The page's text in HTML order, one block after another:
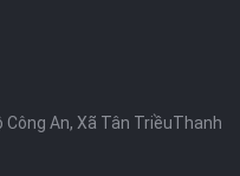
Công An, Xã Tân TriềuThanh